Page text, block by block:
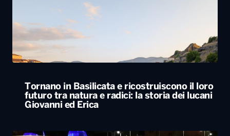
Tornano in Basilicata e ricostruiscono il loro
futuro tra natura e radici: la storia dei lucani
Giovanni ed Erica